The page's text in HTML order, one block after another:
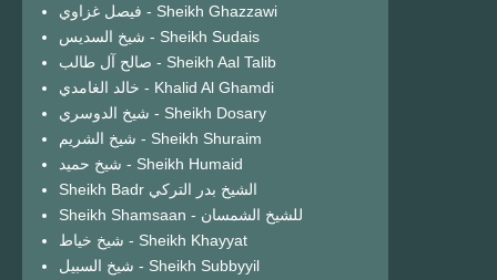
فيصل غزاوي - Sheikh Ghazzawi
شيخ السديس - Sheikh Sudais
صالح آل طالب - Sheikh Aal Talib
خالد الغامدي - Khalid Al Ghamdi
شيخ الدوسري - Sheikh Dosary
شيخ الشريم - Sheikh Shuraim
شيخ حميد - Sheikh Humaid
Sheikh Badr الشيخ بدر التركي
Sheikh Shamsaan - للشيخ الشمسان
شيخ خياط - Sheikh Khayyat
شيخ السبيل - Sheikh Subbyyil